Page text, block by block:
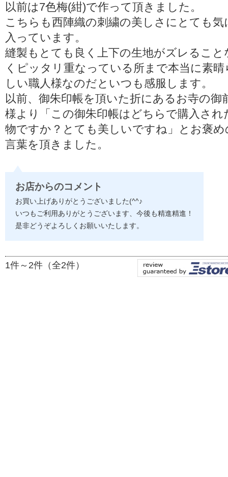
以前は7色梅(紺)で作って頂きました。
こちらも西陣織の刺繍の美しさにとても気
入っています。
縫製もとても良く上下の生地がズレること
くピッタリ重なっている所まで本当に素晴
しい職人様なのだといつも感服します。
以前、御朱印帳を頂いた折にあるお寺の御
様より「この御朱印帳はどちらで購入され
物ですか？とても美しいですね」とお褒め
言葉を頂きました。
お店からのコメント
お買い上げありがとうございました(^^♪
いつもご利用ありがとうございます、今後も精進精進！
是非どうぞよろしくお願いいたします。
1件～2件（全2件）